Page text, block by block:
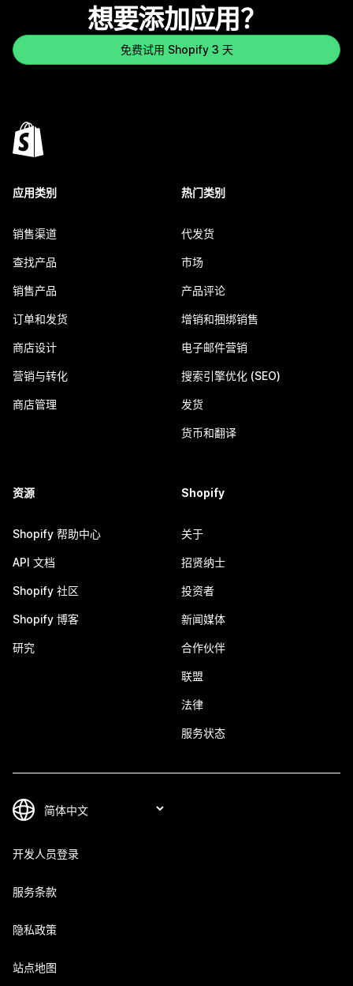
想要添加应用？
免费试用 Shopify 3 天
应用类别
销售渠道
查找产品
销售产品
订单和发货
商店设计
营销与转化
商店管理
热门类别
代发货
市场
产品评论
增销和捆绑销售
电子邮件营销
搜索引擎优化 (SEO)
发货
货币和翻译
资源
Shopify 帮助中心
API 文档
Shopify 社区
Shopify 博客
研究
Shopify
关于
招贤纳士
投资者
新闻媒体
合作伙伴
联盟
法律
服务状态
开发人员登录
服务条款
隐私政策
站点地图